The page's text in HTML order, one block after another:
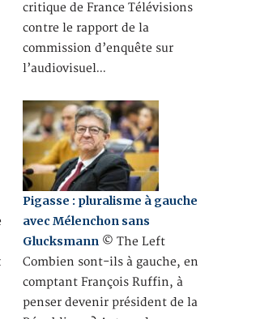
critique de France Télévisions
contre le rapport de la
commission d’enquête sur
l’audiovisuel…
Pigasse : pluralisme à gauche
avec Mélenchon sans
Glucksmann© The Left
Combien sont-ils à gauche, en
comptant François Ruffin, à
penser devenir président de la